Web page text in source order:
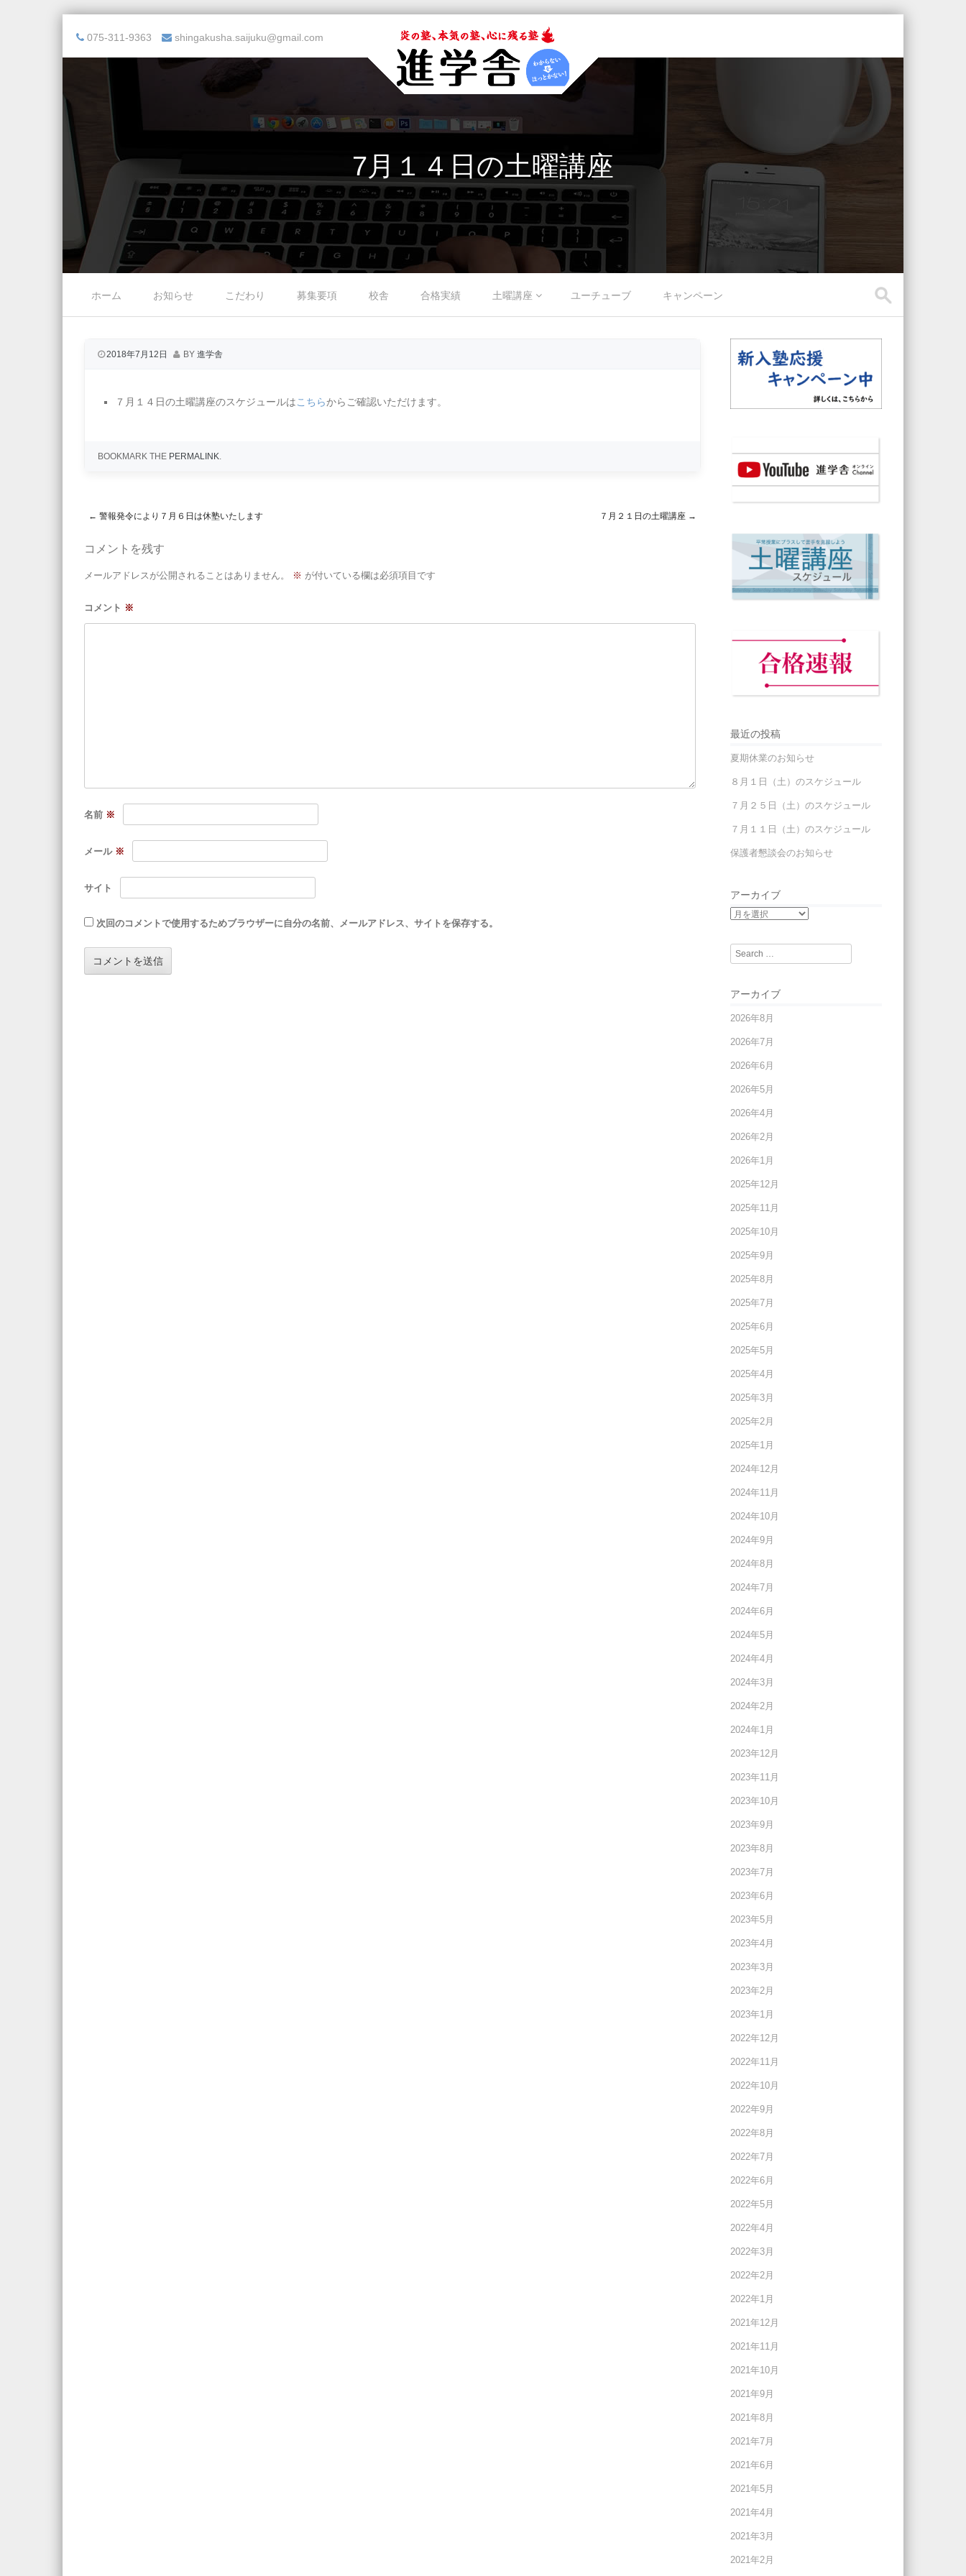
075-311-9363 shingakusha.saijuku@gmail.com
7月１４日の土曜講座
Menu
ホーム
お知らせ こだわり 募集要項 校舎 合格実績 土曜講座 ユーチューブ キャンペーン
2018年7月12日 BY 進学舎
７月１４日の土曜講座のスケジュールはこちらからご確認いただけます。
BOOKMARK THE PERMALINK.
Post navigation
← 警報発令により７月６日は休塾いたします ７月２１日の土曜講座 →
コメントを残す
メールアドレスが公開されることはありません。 ※ が付いている欄は必須項目です
コメント ※
名前 ※
メール ※
サイト
次回のコメントで使用するためブラウザーに自分の名前、メールアドレス、サイトを保存する。
最近の投稿
夏期休業のお知らせ
８月１日（土）のスケジュール
７月２５日（土）のスケジュール
７月１１日（土）のスケジュール
保護者懇談会のお知らせ
アーカイブ
Search
アーカイブ
2026年8月
2026年7月
2026年6月
2026年5月
2026年4月
2026年2月
2026年1月
2025年12月
2025年11月
2025年10月
2025年9月
2025年8月
2025年7月
2025年6月
2025年5月
2025年4月
2025年3月
2025年2月
2025年1月
2024年12月
2024年11月
2024年10月
2024年9月
2024年8月
2024年7月
2024年6月
2024年5月
2024年4月
2024年3月
2024年2月
2024年1月
2023年12月
2023年11月
2023年10月
2023年9月
2023年8月
2023年7月
2023年6月
2023年5月
2023年4月
2023年3月
2023年2月
2023年1月
2022年12月
2022年11月
2022年10月
2022年9月
2022年8月
2022年7月
2022年6月
2022年5月
2022年4月
2022年3月
2022年2月
2022年1月
2021年12月
2021年11月
2021年10月
2021年9月
2021年8月
2021年7月
2021年6月
2021年5月
2021年4月
2021年3月
2021年2月